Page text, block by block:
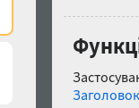
Заголовок